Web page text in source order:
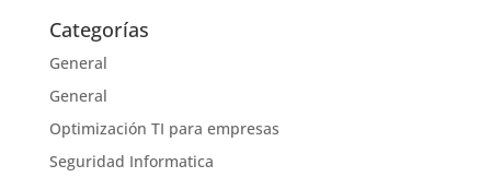
Categorías
General
General
Optimización TI para empresas
Seguridad Informatica